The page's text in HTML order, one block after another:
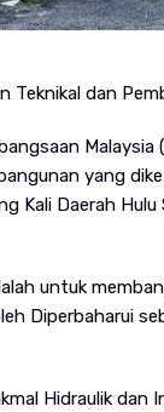
Teknikal dan
Malaysia
yang
Kali Daerah
untuk
Diperbaharui
Hidraulik